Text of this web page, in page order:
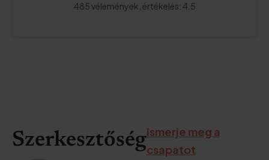
485vélemények, értékelés:4.5
SzerkesztőségIsmerje meg a
csapatot